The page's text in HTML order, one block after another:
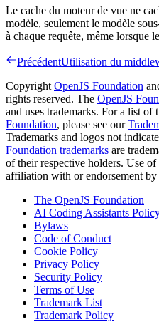
Le cache du moteur de vue ne
modèle, seulement le modèle
à chaque requête, même lorsque
PrécédentUtilisation du
Copyright OpenJS Foundation
rights reserved. The OpenJS
and uses trademarks. For a list of
Foundation, please see our
Trademarks and logos not
Foundation trademarks are
of their respective holders. Use
affiliation with or endorsement by
The OpenJS Foundation
AI Coding Assistants
Bylaws
Code of Conduct
Cookie Policy
Privacy Policy
Security Policy
Terms of Use
Trademark List
Trademark Policy